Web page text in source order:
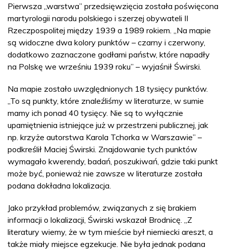
Pierwsza „warstwa” przedsięwzięcia została poświęcona
martyrologii narodu polskiego i szerzej obywateli II
Rzeczpospolitej między 1939 a 1989 rokiem. „Na mapie
są widoczne dwa kolory punktów – czarny i czerwony,
dodatkowo zaznaczone godłami państw, które napadły
na Polskę we wrześniu 1939 roku” – wyjaśnił Świrski.
Na mapie zostało uwzględnionych 18 tysięcy punktów.
„To są punkty, które znaleźliśmy w literaturze, w sumie
mamy ich ponad 40 tysięcy. Nie są to wyłącznie
upamiętnienia istniejące już w przestrzeni publicznej, jak
np. krzyże autorstwa Karola Tchorka w Warszawie” –
podkreślił Maciej Świrski. Znajdowanie tych punktów
wymagało kwerendy, badań, poszukiwań, gdzie taki punkt
może być, ponieważ nie zawsze w literaturze została
podana dokładna lokalizacja.
Jako przykład problemów, związanych z się brakiem
informacji o lokalizacji, Świrski wskazał Brodnicę. „Z
literatury wiemy, że w tym mieście był niemiecki areszt, a
także miały miejsce egzekucje. Nie była jednak podana